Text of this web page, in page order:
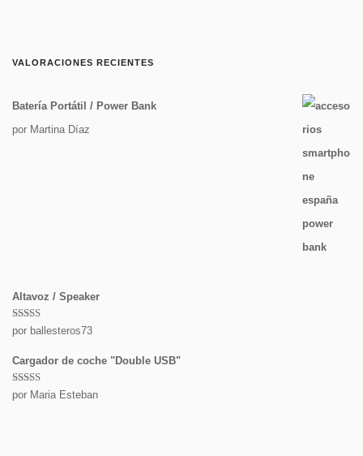
VALORACIONES RECIENTES
Batería Portátil / Power Bank
por Martina Díaz
Altavoz / Speaker
Valorado
con5de 5
por ballesteros73
Cargador de coche "Double USB"
Valorado
con5de 5
por Maria Esteban